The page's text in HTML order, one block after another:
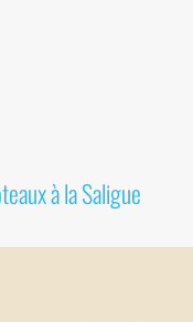
à la Saligue